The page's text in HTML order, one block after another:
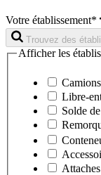
Votre établissement*
Trouvez des
Afficher les
Camions
Libre-
Solde